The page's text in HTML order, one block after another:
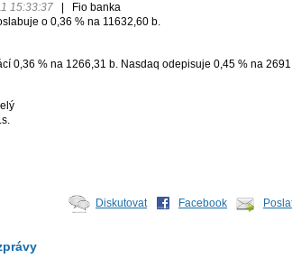
15:33:37
Fio banka
o 0,36 % na 11632,60 b.
0,36 % na 1266,31 b. Nasdaq odepisuje 0,45 % na
Diskutovat Facebook